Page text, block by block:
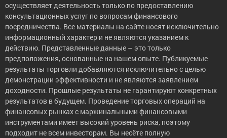
осуществляет деятельность только по предоставлению
консультационных услуг по вопросам финансового
посредничества. Все материалы на сайте носят исключительно
информационный характер и не являются указанием к
действию. Представленные данные – это только
предположения, основанные на нашем опыте. Публикуемые
результаты торговли добавляются исключительно с целью
демонстрации эффективности и не являются заявлением
доходности. Прошлые результаты не гарантируют конкретных
результатов в будущем. Проведение торговых операций на
финансовых рынках с маржинальными финансовыми
инструментами имеет высокий уровень риска, поэтому
подходит не всем инвесторам. Вы несёте полную